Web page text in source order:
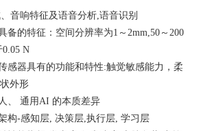
音响特征及语音分析,语音识别
备的特征：空间分辨率为1～2mm,50～200
N
感器具有的功能和特性:触觉敏感能力，柔
外形
、 通用AI 的本质差异
构-感知层, 决策层,执行层, 学习层